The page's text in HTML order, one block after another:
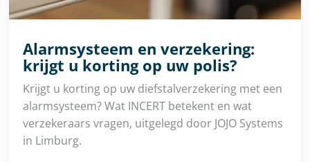
Alarmsysteem en verzekering:
krijgt u korting op uw polis?
Krijgt u korting op uw diefstalverzekering met een
alarmsysteem? Wat INCERT betekent en wat
verzekeraars vragen, uitgelegd door JOJO Systems
in Limburg.